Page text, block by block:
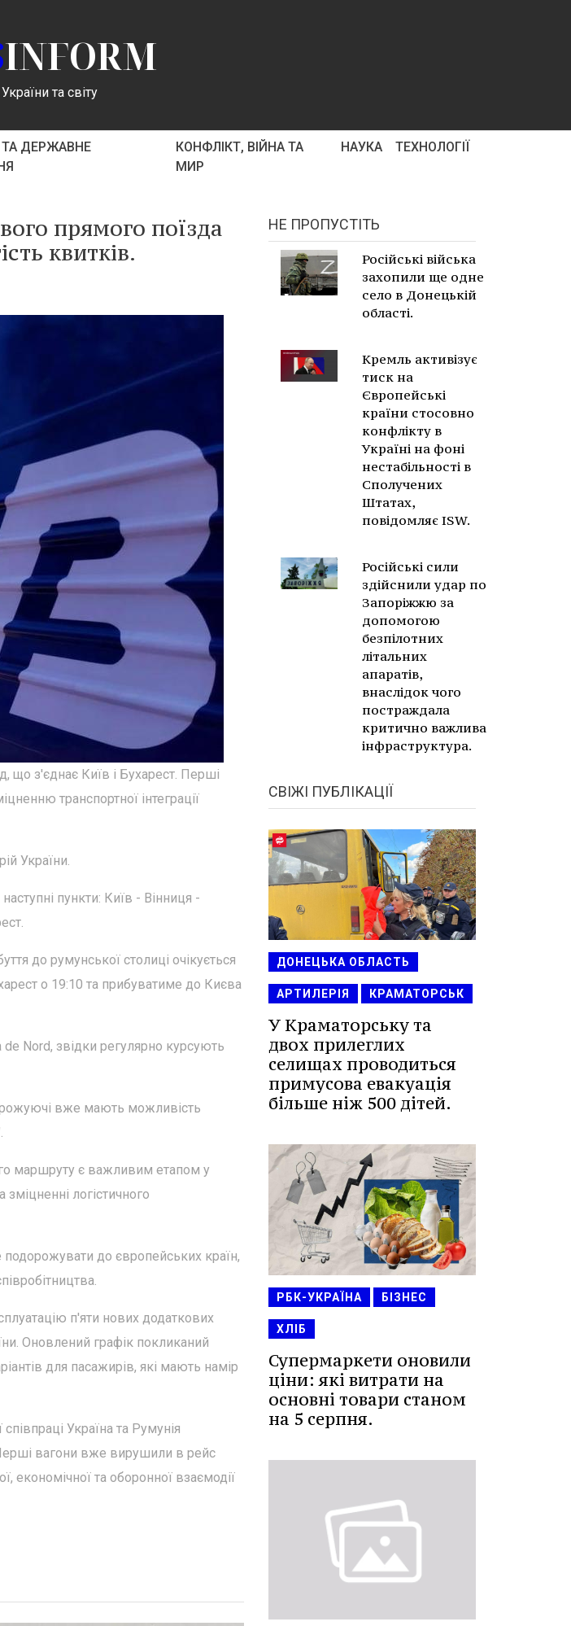
INFORM
та світу
ТА ДЕРЖАВНЕ
КОНФЛІКТ, ВІЙНА ТА
МИР
НАУКА ТЕХНОЛОГІЇ
прямого поїзда
квитків.
що з'єднає Київ і Бухарест. Перші
транспортної інтеграції
України.
пункти: Київ - Вінниця -
до румунської столиці очікується
о 19:10 та прибуватиме до Києва
Nord, звідки регулярно курсують
вже мають можливість
маршруту є важливим етапом у
логістичного
до європейських країн,
п'яти нових додаткових
Оновлений графік покликаний
для пасажирів, які мають намір
Україна та Румунія
вагони вже вирушили в рейс
та оборонної взаємодії
НЕ ПРОПУСТІТЬ
Російські війська
захопили ще одне
село в Донецькій
області.
Кремль активізує
тиск на
Європейські
країни стосовно
конфлікту в
Україні на фоні
нестабільності в
Сполучених
Штатах,
повідомляє ISW.
Російські сили
здійснили удар по
Запоріжжю за
допомогою
безпілотних
літальних
апаратів,
внаслідок чого
постраждала
критично важлива
інфраструктура.
СВІЖІ ПУБЛІКАЦІЇ
ДОНЕЦЬКА ОБЛАСТЬ
АРТИЛЕРІЯ КРАМАТОРСЬК
У Краматорську та
двох прилеглих
селищах проводиться
примусова евакуація
більше ніж 500 дітей.
РБК-УКРАЇНА БІЗНЕС
ХЛІБ
Супермаркети оновили
ціни: які витрати на
основні товари станом
на 5 серпня.